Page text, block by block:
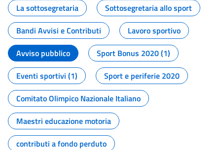
La sottosegretaria
Sottosegretaria allo sport
Bandi Avvisi e Contributi
Lavoro sportivo
Avviso pubblico
Sport Bonus 2020 (1)
Eventi sportivi (1)
Sport e periferie 2020
Comitato Olimpico Nazionale Italiano
Maestri educazione motoria
contributi a fondo perduto